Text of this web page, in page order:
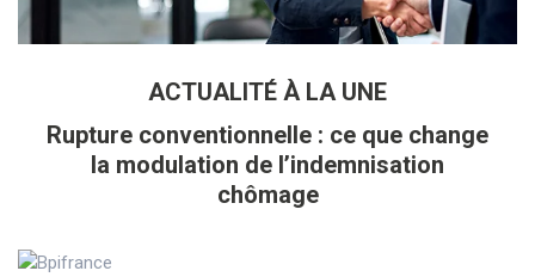
ACTUALITÉ À LA UNE
Rupture conventionnelle : ce que change
la modulation de l’indemnisation
chômage